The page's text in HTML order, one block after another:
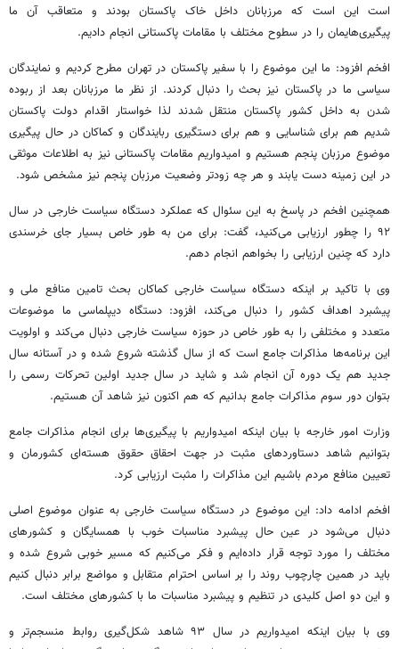
است این است که مرزبانان داخل خاک پاکستان بودند و متعاقب آن ما
پیگیری‌هایمان را در سطوح مختلف با مقامات پاکستانی انجام دادیم.
افخم افزود: ما این موضوع را با سفیر پاکستان در تهران مطرح کردیم و نمایندگان
سیاسی ما در پاکستان نیز بحث را دنبال کردند. از نظر ما مرزبانان بعد از ربوده
شدن به داخل کشور پاکستان منتقل شدند لذا خواستار اقدام دولت پاکستان
شدیم هم برای شناسایی و هم برای دستگیری ربایندگان و کماکان در حال پیگیری
موضوع مرزبان پنجم هستیم و امیدواریم مقامات پاکستانی نیز به اطلاعات موثقی
در این زمینه دست یابند و هر چه زودتر وضعیت مرزبان پنجم نیز مشخص شود.
همچنین افخم در پاسخ به این سئوال که عملکرد دستگاه سیاست خارجی در سال
۹۲ را چطور ارزیابی می‌کنید، گفت: برای من به طور خاص بسیار جای خرسندی
دارد که چنین ارزیابی را بخواهم انجام دهم.
وی با تاکید بر اینکه دستگاه سیاست خارجی کماکان بحث تامین منافع ملی و
پیشبرد اهداف کشور را دنبال می‌کند، افزود: دستگاه دیپلماسی ما موضوعات
متعدد و مختلفی را به طور خاص در حوزه سیاست خارجی دنبال می‌کند و اولویت
این برنامه‌ها مذاکرات جامع است که از سال گذشته شروع شده و در آستانه سال
جدید هم یک دوره آن انجام شد و شاید در سال جدید اولین تحرکات رسمی را
بتوان دور سوم مذاکرات جامع بدانیم که هم اکنون نیز شاهد آن هستیم.
وزارت امور خارجه با بیان اینکه امیدواریم با پیگیری‌ها برای انجام مذاکرات جامع
بتوانیم شاهد دستاوردهای مثبت در جهت احقاق حقوق هسته‌ای کشورمان و
تعیین منافع مردم باشیم این مذاکرات را مثبت ارزیابی کرد.
افخم ادامه داد: این موضوع در دستگاه سیاست خارجی به عنوان موضوع اصلی
دنبال می‌شود در عین حال پیشبرد مناسبات خوب با همسایگان و کشورهای
مختلف را مورد توجه قرار داده‌ایم و فکر می‌کنیم که مسیر خوبی شروع شده و
باید در همین چارچوب روند را بر اساس احترام متقابل و مواضع برابر دنبال کنیم
و این دو اصل کلیدی در تنظیم و پیشبرد مناسبات ما با کشورهای مختلف است.
وی با بیان اینکه امیدواریم در سال ۹۳ شاهد شکل‌گیری روابط منسجم‌تر و